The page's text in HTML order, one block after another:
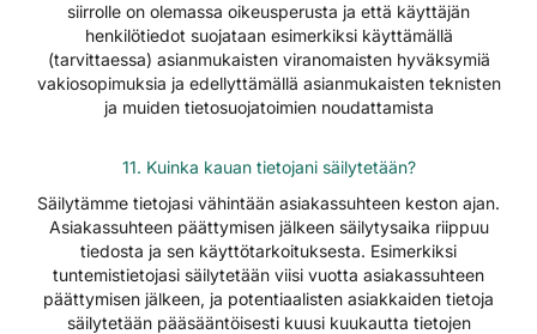
siirrolle on olemassa oikeusperusta ja että käyttäjän
henkilötiedot suojataan esimerkiksi käyttämällä
(tarvittaessa) asianmukaisten viranomaisten hyväksymiä
vakiosopimuksia ja edellyttämällä asianmukaisten teknisten
ja muiden tietosuojatoimien noudattamista
11. Kuinka kauan tietojani säilytetään?
Säilytämme tietojasi vähintään asiakassuhteen keston ajan.
Asiakassuhteen päättymisen jälkeen säilytysaika riippuu
tiedosta ja sen käyttötarkoituksesta. Esimerkiksi
tuntemistietojasi säilytetään viisi vuotta asiakassuhteen
päättymisen jälkeen, ja potentiaalisten asiakkaiden tietoja
säilytetään pääsääntöisesti kuusi kuukautta tietojen